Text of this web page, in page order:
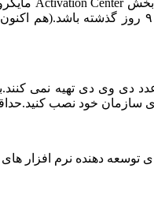
نوع لایسنس ها مخصوص سازمان ها می باشد.در
خود نصب کنید.حداقل تعداد
توسعه دهنده نرم افزار